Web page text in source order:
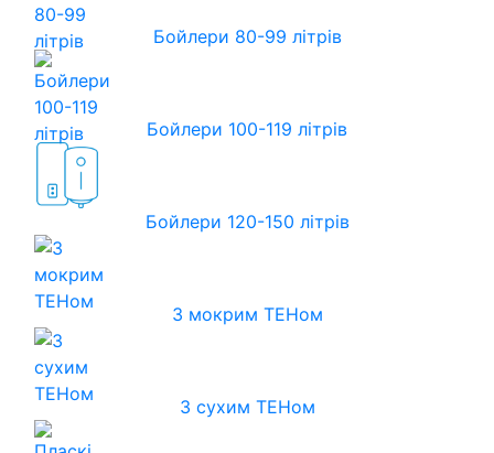
Бойлери 80-99 літрів
Бойлери 100-119 літрів
Бойлери 120-150 літрів
З мокрим ТЕНом
З сухим ТЕНом